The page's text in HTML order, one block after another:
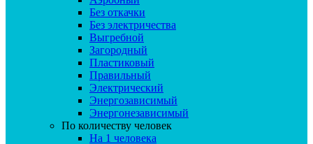
Без откачки
Без электричества
Выгребной
Загородный
Пластиковый
Правильный
Электрический
Энергозависимый
Энергонезависимый
По количеству человек
На 1 человека